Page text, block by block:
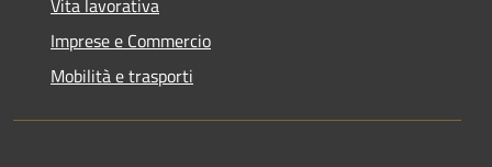
Imprese e Commercio
Mobilità e trasporti